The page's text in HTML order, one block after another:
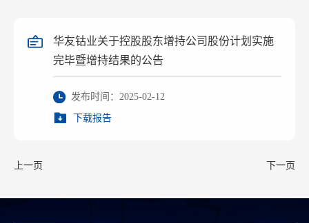
华友钴业关于控股股东增持公司股份计划实施
完毕暨增持结果的公告
发布时间：2025-02-12
下载报告
上一页 下一页